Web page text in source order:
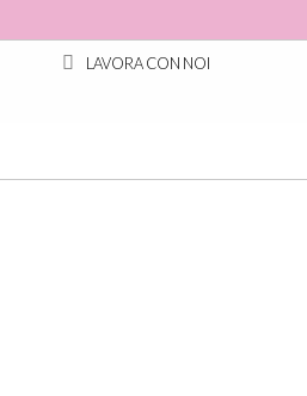
LAVORA CON NOI